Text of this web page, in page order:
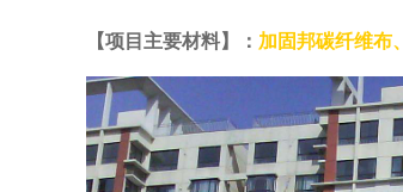
【项目主要材料】： 加固邦碳纤维布、